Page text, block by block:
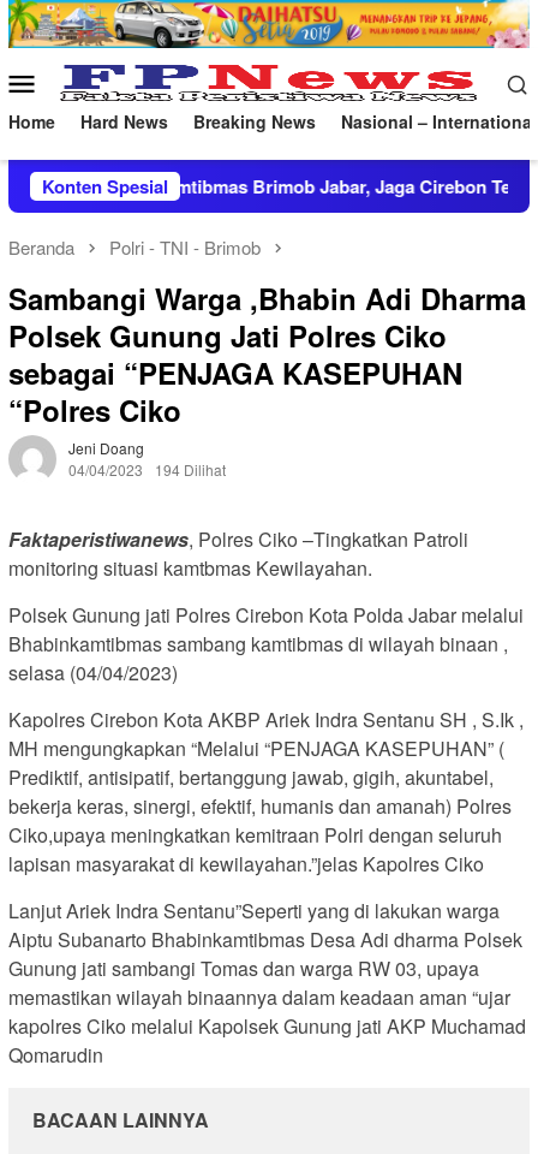
Loncat
ke
Menu
Mobile
Home Hard News Breaking News Nasional – International
Konten Spesial
Jabar, Jaga Cirebon Tetap Kondusif Lakpesdam
Beranda Polri - TNI - Brimob
Sambangi Warga ,Bhabin Adi Dharma
Polsek Gunung Jati Polres Ciko
sebagai “PENJAGA KASEPUHAN
“Polres Ciko
Jeni Doang
04/04/2023
194 Dilihat
Faktaperistiwanews, Polres Ciko –Tingkatkan Patroli
monitoring situasi kamtbmas Kewilayahan.
Polsek Gunung jati Polres Cirebon Kota Polda Jabar melalui
Bhabinkamtibmas sambang kamtibmas di wilayah binaan ,
selasa (04/04/2023)
Kapolres Cirebon Kota AKBP Ariek Indra Sentanu SH , S.Ik ,
MH mengungkapkan “Melalui “PENJAGA KASEPUHAN” (
Prediktif, antisipatif, bertanggung jawab, gigih, akuntabel,
bekerja keras, sinergi, efektif, humanis dan amanah) Polres
Ciko,upaya meningkatkan kemitraan Polri dengan seluruh
lapisan masyarakat di kewilayahan.”jelas Kapolres Ciko
Lanjut Ariek Indra Sentanu”Seperti yang di lakukan warga
Aiptu Subanarto Bhabinkamtibmas Desa Adi dharma Polsek
Gunung jati sambangi Tomas dan warga RW 03, upaya
memastikan wilayah binaannya dalam keadaan aman “ujar
kapolres Ciko melalui Kapolsek Gunung jati AKP Muchamad
Qomarudin
BACAAN LAINNYA